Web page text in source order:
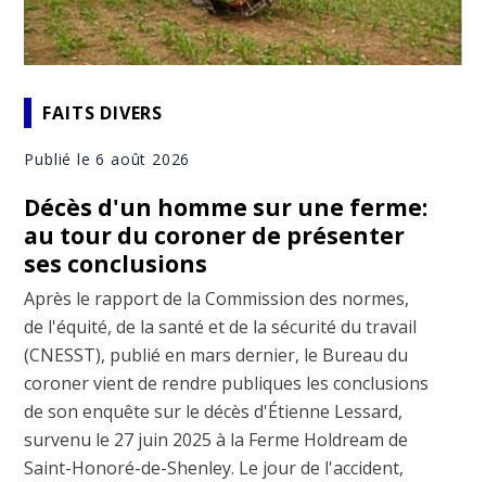
FAITS DIVERS
Publié le 6 août 2026
Décès d'un homme sur une ferme:
au tour du coroner de présenter
ses conclusions
Après le rapport de la Commission des normes,
de l'équité, de la santé et de la sécurité du travail
(CNESST), publié en mars dernier, le Bureau du
coroner vient de rendre publiques les conclusions
de son enquête sur le décès d'Étienne Lessard,
survenu le 27 juin 2025 à la Ferme Holdream de
Saint-Honoré-de-Shenley. Le jour de l'accident,